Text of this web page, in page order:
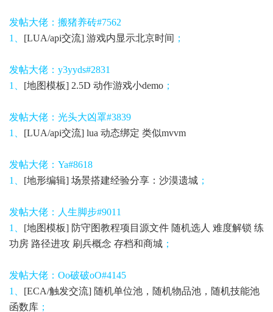
发帖大佬：搬猪养砖#7562
1、 [LUA/api交流] 游戏内显示北京时间 ；
发帖大佬：y3yyds#2831
1、 [地图模板] 2.5D 动作游戏小demo ；
发帖大佬：光头大凶罩#3839
1、 [LUA/api交流] lua 动态绑定 类似mvvm
发帖大佬： Ya#8618
1、 [地形编辑] 场景搭建经验分享：沙漠遗城 ；
发帖大佬：人生脚步#9011
1、 [地图模板] 防守图教程项目源文件 随机选人 难度解锁 练
功房 路径进攻 刷兵概念 存档和商城 ；
发帖大佬：Oo破破oO#4145
1、 [ECA/触发交流] 随机单位池，随机物品池，随机技能池
函数库 ；